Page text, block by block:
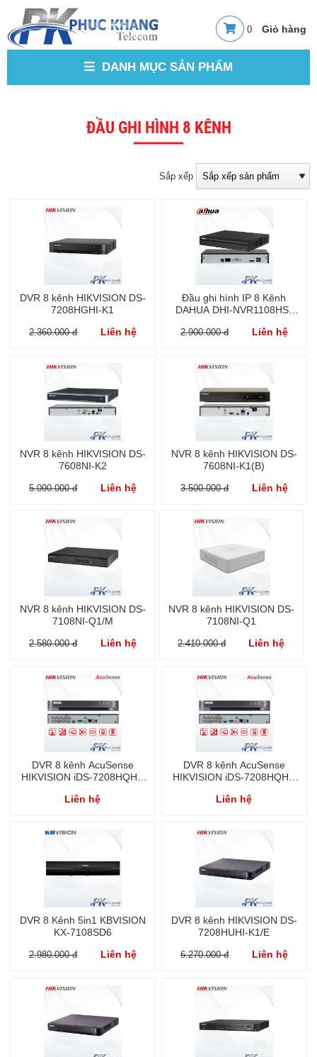
0
DANH MỤC SẢN PHẨM
ĐẦU GHI HÌNH 8 KÊNH
Sắp xếp
DVR 8 kênh HIKVISION DS-
7208HGHI-K1
2.360.000 đ Liên hệ
Đầu ghi hình IP 8 Kênh
DAHUA DHI-NVR1108HS-
2.900.000 đ Liên hệ
NVR 8 kênh HIKVISION DS-
7608NI-K2
5.090.000 đ Liên hệ
NVR 8 kênh HIKVISION DS-
7608NI-K1(B)
3.500.000 đ Liên hệ
NVR 8 kênh HIKVISION DS-
7108NI-Q1/M
2.580.000 đ Liên hệ
NVR 8 kênh HIKVISION DS-
7108NI-Q1
2.410.000 đ Liên hệ
DVR 8 kênh AcuSense
HIKVISION iDS-7208HQHI-
Liên hệ
DVR 8 kênh AcuSense
HIKVISION iDS-7208HQHI-
Liên hệ
DVR 8 Kênh 5in1 KBVISION
KX-7108SD6
2.980.000 đ Liên hệ
DVR 8 kênh HIKVISION DS-
7208HUHI-K1/E
6.270.000 đ Liên hệ